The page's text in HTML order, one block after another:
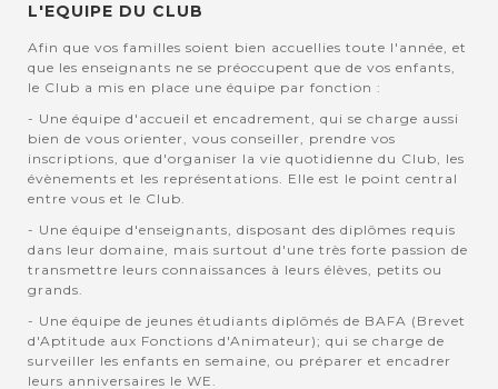
L'EQUIPE DU CLUB
Afin que vos familles soient bien accuellies toute l'année, et
que les enseignants ne se préoccupent que de vos enfants,
le Club a mis en place une équipe par fonction :
- Une équipe d'accueil et encadrement, qui se charge aussi
bien de vous orienter, vous conseiller, prendre vos
inscriptions, que d'organiser la vie quotidienne du Club, les
évènements et les représentations. Elle est le point central
entre vous et le Club.
- Une équipe d'enseignants, disposant des diplômes requis
dans leur domaine, mais surtout d'une très forte passion de
transmettre leurs connaissances à leurs élèves, petits ou
grands.
- Une équipe de jeunes étudiants diplômés de BAFA (Brevet
d'Aptitude aux Fonctions d'Animateur); qui se charge de
surveiller les enfants en semaine, ou préparer et encadrer
leurs anniversaires le WE.